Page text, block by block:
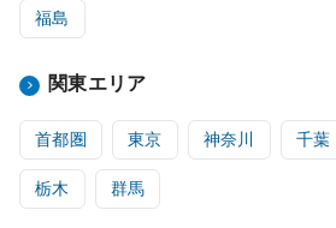
福島
関東エリア
首都圏 東京 神奈川 千葉
栃木 群馬